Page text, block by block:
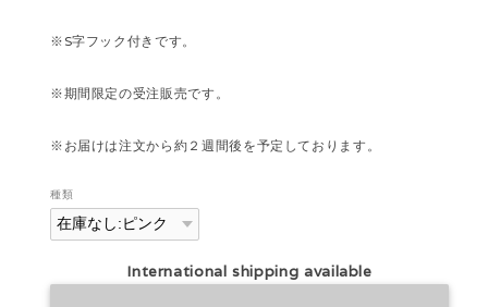
※S字フック付きです。
※期間限定の受注販売です。
※お届けは注文から約２週間後を予定しております。
種類
International shipping available